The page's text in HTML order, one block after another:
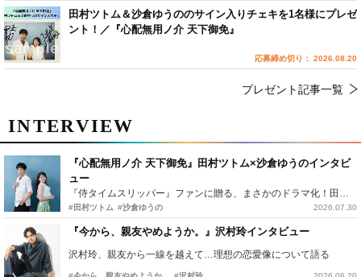
INTERVIEW
『心配無用ノ介 天下御免』田村ツトム×沙倉ゆうのインタビ
ュー
『侍タイムスリッパー』ファンに贈る、まさかのドラマ化！田村ツトム×沙倉ゆうのが語る『心配無用ノ介』撮影秘話
#田村ツトム #沙倉ゆうの 2026.07.30
『今から、親友やめようか。』沢村玲インタビュー
沢村玲、親友から一線を越えて…理想の恋愛像について語る
田村ツトム＆沙倉ゆうののサイン入りチェキを1名様にプレゼ
ント！／『心配無用ノ介 天下御免』
応募締め切り： 2026.08.20
プレゼント記事一覧